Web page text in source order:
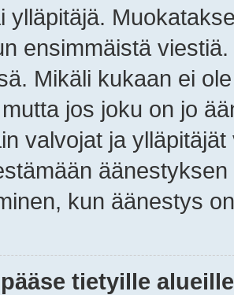
ylläpitäjä.
ensimmäistä
Mikäli kukaan ei
jos joku on jo
valvojat ja
kun äänestys
tietyille